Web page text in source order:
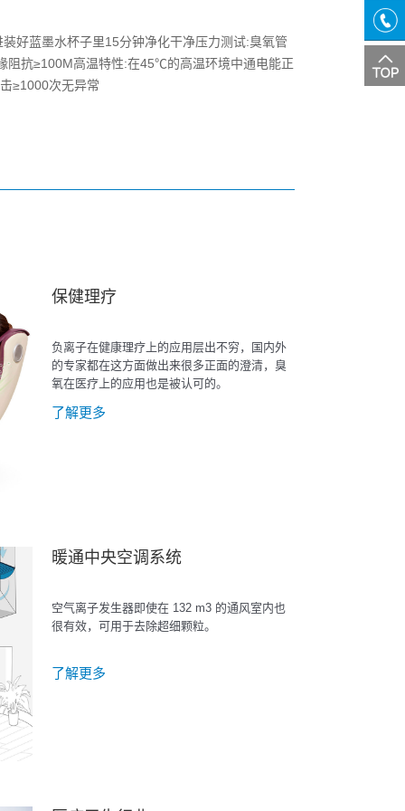
QQ
交谈
咨询
热线
好蓝墨水杯子里15分钟净化干净压力测试:臭氧管
阻抗≥100M高温特性:在45℃的高温环境中通电能正
≥1000次无异常
保健理疗
负离子在健康理疗上的应用层出不穷，国内外
的专家都在这方面做出来很多正面的澄清，臭
氧在医疗上的应用也是被认可的。
了解更多
暖通中央空调系统
空气离子发生器即使在 132 m3 的通风室内也
很有效，可用于去除超细颗粒。
了解更多